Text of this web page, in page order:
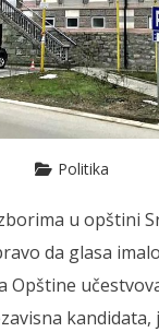
Politika
u opštini
da glasa
Opštine
kandidata,